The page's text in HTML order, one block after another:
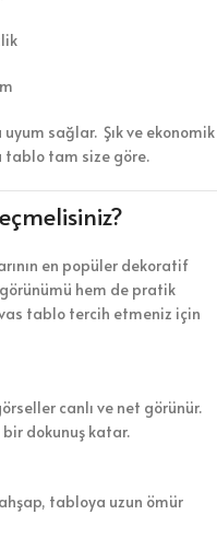
sağlar. Şık ve ekonomik
tablo tam size göre.
en popüler dekoratif
hem de pratik
tablo tercih etmeniz için
canlı ve net görünür.
dokunuş katar.
tabloya uzun ömür